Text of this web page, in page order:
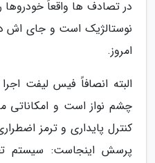
در تصادف ها واقعاً خودروها
نوستالژیک است و جای اش
امروز.
البته انصافاً فیس لیفت
چشم نواز است و امکاناتی
کنترل پایداری و ترمز
پرسش اینجاست: سیستم